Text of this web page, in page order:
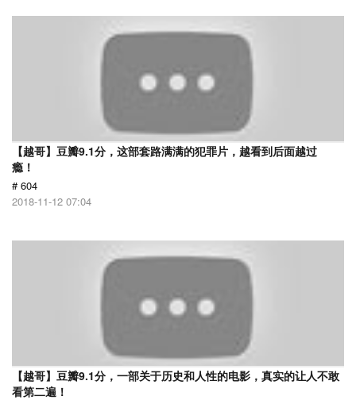
【越哥】豆瓣9.1分，这部套路满满的犯罪片，越看到后面越过
瘾！
# 604
2018-11-12 07:04
【越哥】豆瓣9.1分，一部关于历史和人性的电影，真实的让人不敢
看第二遍！